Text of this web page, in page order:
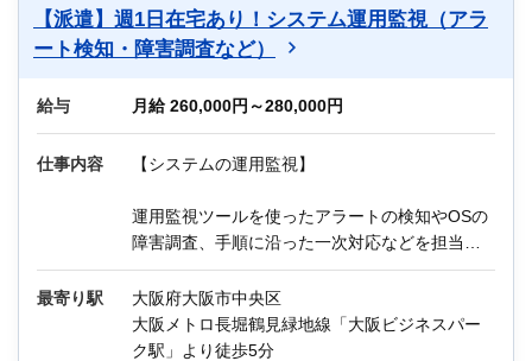
迷っている方も、まずはお気軽にご相談くださ
い！
＼Q＆A／
A：月10～20時間程度を想定しています。
Q：職場の年齢層は？
A：20代～40代を中心に活躍中です。
【派遣】週1日在宅あり！システム運用監視（アラ
ート検知・障害調査など）
給与 月給 260,000円～280,000円
仕事内容 【システムの運用監視】
運用監視ツールを使ったアラートの検知やOSの
障害調査、手順に沿った一次対応などを担当い
ただきます。
《主な業務内容》
1．監視システムでのアラート検知
最寄り駅
大阪府大阪市中央区
大阪メトロ長堀鶴見緑地線「大阪ビジネスパー
ク駅」より徒歩5分